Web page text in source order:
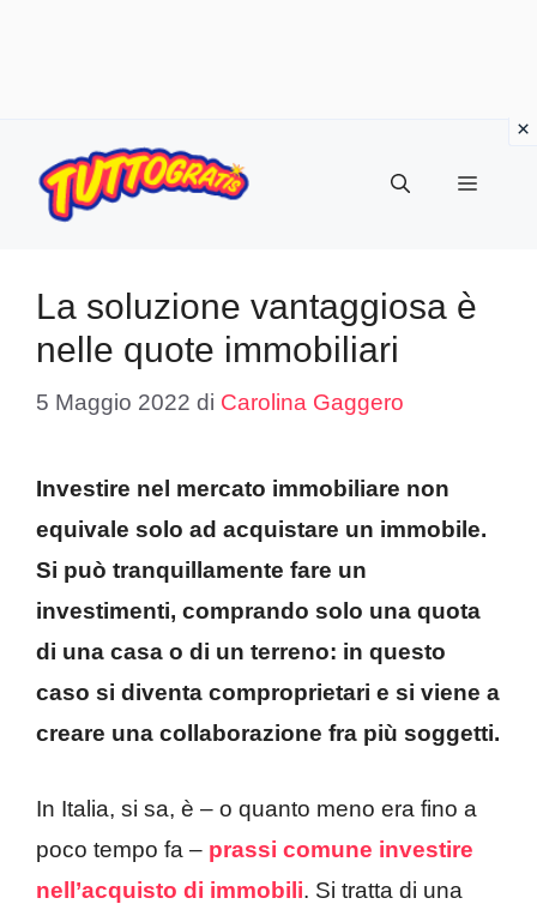
contenuto
Menu
La soluzione vantaggiosa è
nelle quote immobiliari
5 Maggio 2022 di Carolina Gaggero
Investire nel mercato immobiliare non
equivale solo ad acquistare un immobile.
Si può tranquillamente fare un
investimenti, comprando solo una quota
di una casa o di un terreno: in questo
caso si diventa comproprietari e si viene a
creare una collaborazione fra più soggetti.
In Italia, si sa, è – o quanto meno era fino a
poco tempo fa – prassi comune investire
nell’acquisto di immobili. Si tratta di una